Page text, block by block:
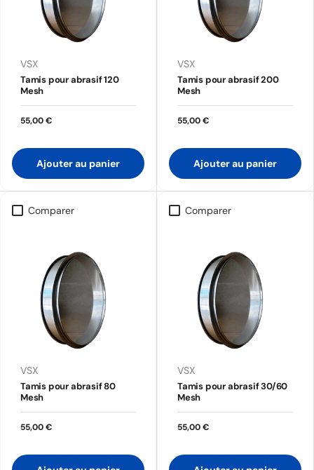
VSX
Tamis pour abrasif 120
Mesh
55,00 €
Ajouter au panier
VSX
Tamis pour abrasif 200
Mesh
55,00 €
Ajouter au panier
Comparer
VSX
Tamis pour abrasif 80
Mesh
55,00 €
Comparer
VSX
Tamis pour abrasif 30/60
Mesh
55,00 €